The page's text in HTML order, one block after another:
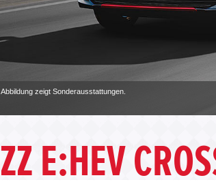
Abbildung zeigt Sonderausstattungen.
E:HEV